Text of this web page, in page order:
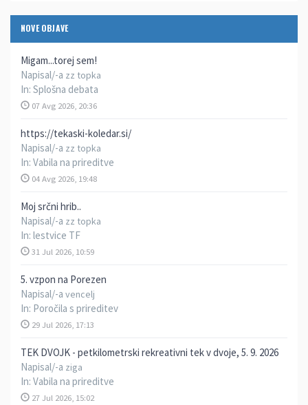
NOVE OBJAVE
Migam...torej sem!
Napisal/-a zz topka
In: Splošna debata
07 Avg 2026, 20:36
https://tekaski-koledar.si/
Napisal/-a zz topka
In: Vabila na prireditve
04 Avg 2026, 19:48
Moj srčni hrib..
Napisal/-a zz topka
In: lestvice TF
31 Jul 2026, 10:59
5. vzpon na Porezen
Napisal/-a vencelj
In: Poročila s prireditev
29 Jul 2026, 17:13
TEK DVOJK - petkilometrski rekreativni tek v dvoje, 5. 9. 2026
Napisal/-a ziga
In: Vabila na prireditve
27 Jul 2026, 15:02